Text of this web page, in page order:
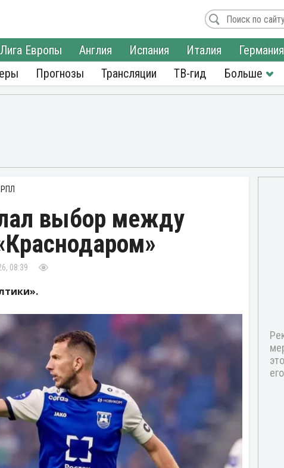
Лига Европы Англия Испания Италия Германия
Прогнозы Трансляции ТВ-гид
РПЛ
выбор между
08:39